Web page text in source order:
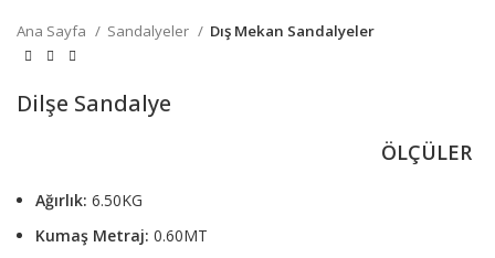
Ana Sayfa Sandalyeler Dış Mekan Sandalyeler
Dilşe Sandalye
ÖLÇÜLER
Ağırlık: 6.50KG
Kumaş Metraj: 0.60MT